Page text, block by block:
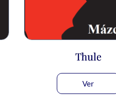
Thule
Ver